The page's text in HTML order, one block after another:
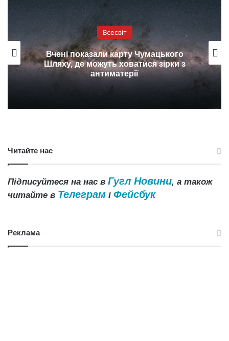
Всесвіт
Вчені показали карту Чумацького
Шляху, де можуть ховатися зірки з
антиматерії
Читайте нас
Підписуйтеся на нас в Гугл Новини, а також
читайте в Телеграм і Фейсбук
Реклама